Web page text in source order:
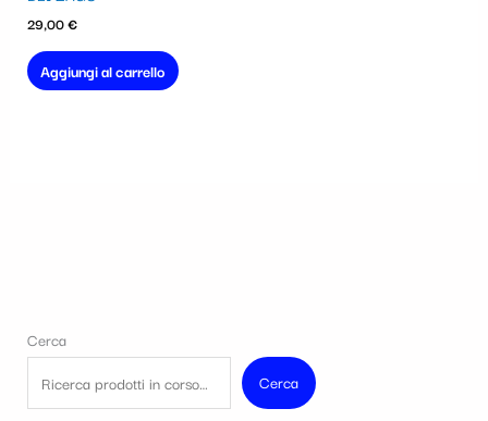
29,00€
Aggiungi al carrello
Cerca
Cerca